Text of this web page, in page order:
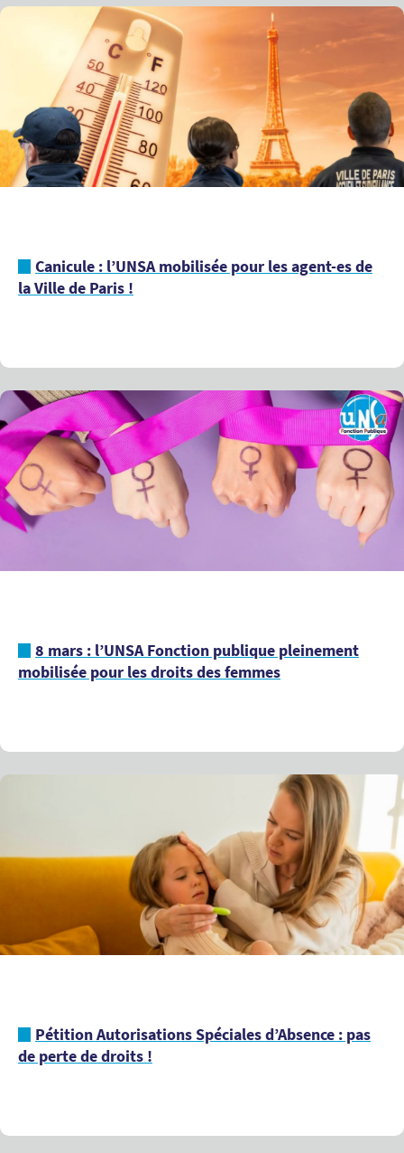
Canicule : l’UNSA mobilisée pour les agent-es de
la Ville de Paris !
8 mars : l’UNSA Fonction publique pleinement
mobilisée pour les droits des femmes
Pétition Autorisations Spéciales d’Absence : pas
de perte de droits !